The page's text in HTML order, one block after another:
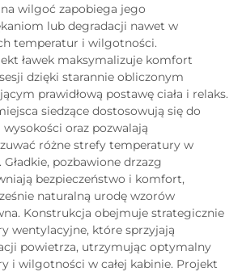
wilgoć zapobiega jego
lub degradacji nawet w
temperatur i wilgotności.
ławek maksymalizuje komfort
dzięki starannie obliczonym
prawidłową postawę ciała i relaks.
siedzące dostosowują się do
oraz pozwalają
różne strefy temperatury w
pozbawione drzazg
bezpieczeństwo i komfort,
naturalną urodę wzorów
Konstrukcja obejmuje strategicznie
wentylacyjne, które sprzyjają
powietrza, utrzymując optymalny
i wilgotności w całej kabinie. Projekt